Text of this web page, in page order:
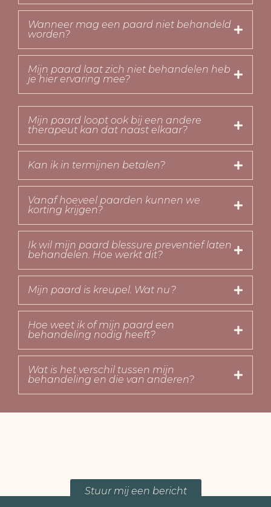
Wanneer mag een paard niet behandeld
worden?
Mijn paard laat zich niet behandelen heb
je hier ervaring mee?
Mijn paard loopt ook bij een andere
therapeut kan dat naast elkaar?
Kan ik in termijnen betalen?
Vanaf hoeveel paarden kunnen we
korting krijgen?
Ik wil mijn paard blessure preventief laten
behandelen. Hoe werkt dit?
Mijn paard is kreupel. Wat nu?
Hoe weet ik of mijn paard een
behandeling nodig heeft?
Wat is het verschil tussen mijn
behandeling en die van anderen?
Stuur mij een bericht